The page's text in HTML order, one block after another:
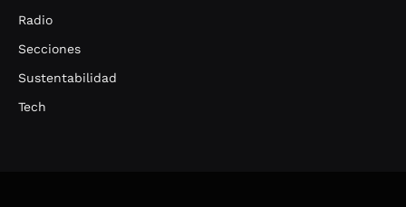
Radio
Secciones
Sustentabilidad
Tech